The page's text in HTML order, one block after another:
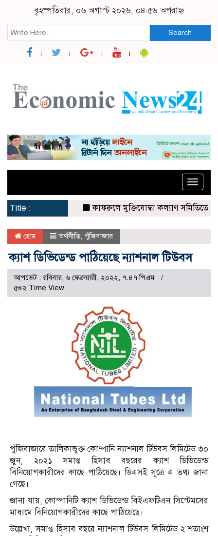
বৃহস্পতিবার, ০৬ অগাস্ট ২০২৬, ০৪:৫৬ অপরাহ্ন
Search
Toggle
Title :
কাফরুলে মুক্তিযোদ্ধা কল্যাণ সমিতিতে
হোম অর্থনীতি পুঁজিবাজার
ক্যাশ ডিভিডেন্ড পাঠিয়েছে ন্যাশনাল টিউবস
আপডেট : রবিবার, ৬ ফেব্রুয়ারী, ২০২২, ৭.৪৭ পিএম
৫৪২ Time View
পুঁজিবাজারে তালিকাভুক্ত কোম্পানি ন্যাশনাল টিউবস লিমিটেড ৩০
জুন, ২০২১ সমাপ্ত হিসাব বছরের ক্যাশ ডিভিডেন্ড
বিনিয়োগকারীদের কাছে পাঠিয়েছে। ডিএসই সূত্রে এ তথ্য জানা
গেছে।
জানা যায়, কোম্পানিটি ক্যাশ ডিভিডেন্ড বিইএফটিএন সিস্টেমসের
মাধ্যমে বিনিয়োগকারীদের কাছে পাঠিয়েছে।
উল্লেখ্য, সমাপ্ত হিসাব বছরে ন্যাশনাল টিউবস লিমিটেড ২ শতাংশ